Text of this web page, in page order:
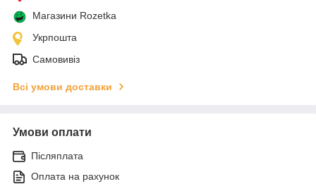
Магазини Rozetka
Укрпошта
Самовивіз
Всі умови доставки
Умови оплати
Післяплата
Оплата на рахунок